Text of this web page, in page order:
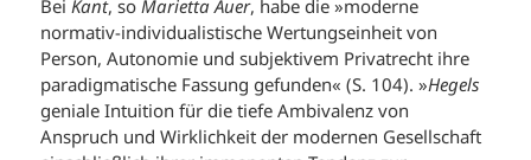
BeiKant, soMarietta Auer, habe die »moderne
normativ-individualistische Wertungseinheit von
Person, Autonomie und subjektivem Privatrecht ihre
paradigmatische Fassung gefunden« (S. 104). »Hegels
geniale Intuition für die tiefe Ambivalenz von
Anspruch und Wirklichkeit der modernen Gesellschaft